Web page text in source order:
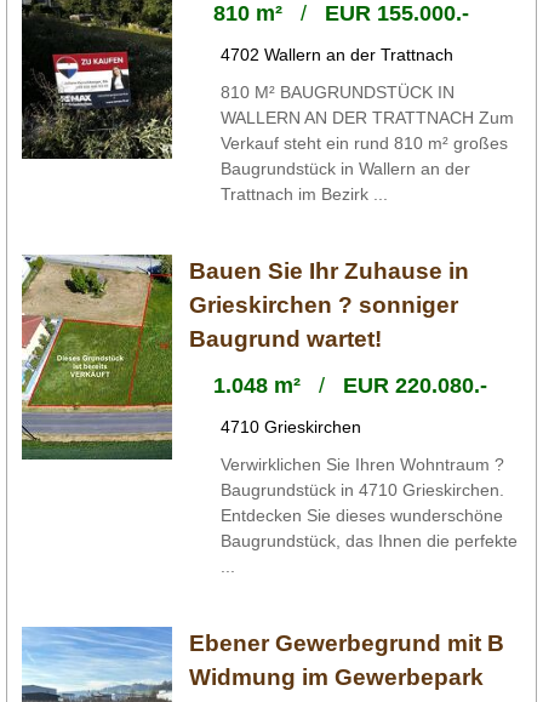
810 m²/ EUR 155.000.-
4702 Wallern an der Trattnach
810 M² BAUGRUNDSTÜCK IN
WALLERN AN DER TRATTNACH Zum
Verkauf steht ein rund 810 m² großes
Baugrundstück in Wallern an der
Trattnach im Bezirk ...
Bauen Sie Ihr Zuhause in
Grieskirchen ? sonniger
Baugrund wartet!
1.048 m²/ EUR 220.080.-
4710 Grieskirchen
Verwirklichen Sie Ihren Wohntraum ?
Baugrundstück in 4710 Grieskirchen.
Entdecken Sie dieses wunderschöne
Baugrundstück, das Ihnen die perfekte
Ebener Gewerbegrund mit B
Widmung im Gewerbepark